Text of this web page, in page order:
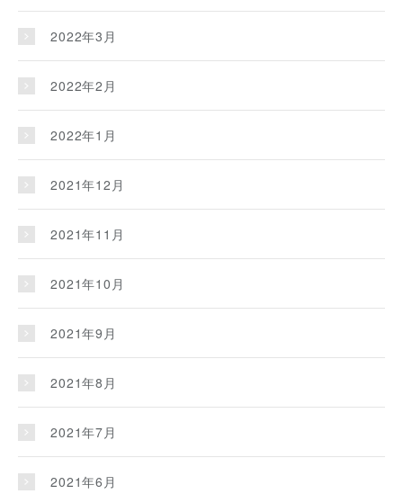
2022年3月
2022年2月
2022年1月
2021年12月
2021年11月
2021年10月
2021年9月
2021年8月
2021年7月
2021年6月